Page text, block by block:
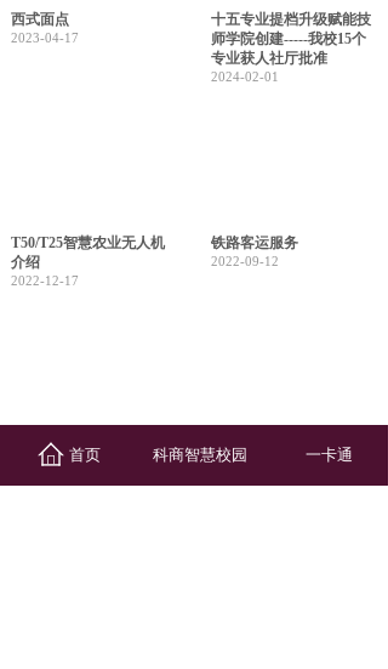
西式面点
2023-04-17
十五专业提档升级赋能技
师学院创建-----我校15个
专业获人社厅批准
2024-02-01
T50/T25智慧农业无人机
介绍
2022-12-17
铁路客运服务
2022-09-12
2022-09-12
机电设备安装与维修
2022-09-12
首页 科商智慧校园 一卡通